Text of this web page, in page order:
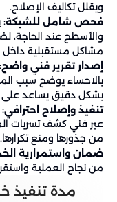
ويقلل تكاليف الإصلاح.
فحص شامل للشبكة:
والأسطح عند الحاجة،
مشاكل مستقبلية داخل
إصدار تقرير فني واضح
بالاحساء يوضح سبب
بشكل دقيق يساعد على
تنفيذ وإصلاح احترافي
عبر فني كشف تسربات
من جذورها ومنع تكرارها.
ضمان واستمرارية
من نجاح العملية
مدة تنفيذ